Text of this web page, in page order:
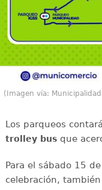
(Imagen vía:
Los parqueos
trolley busque
Para el sábado 15
celebración,